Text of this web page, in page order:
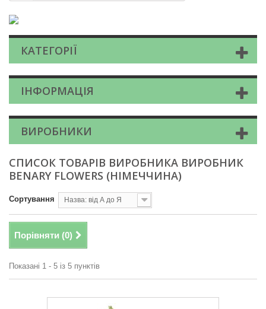
КАТЕГОРІЇ
ІНФОРМАЦІЯ
ВИРОБНИКИ
СПИСОК ТОВАРІВ ВИРОБНИКА ВИРОБНИК
BENARY FLOWERS (НІМЕЧЧИНА)
Сортування Назва: від А до Я
Порівняти (0)
Показані 1 - 5 із 5 пунктів